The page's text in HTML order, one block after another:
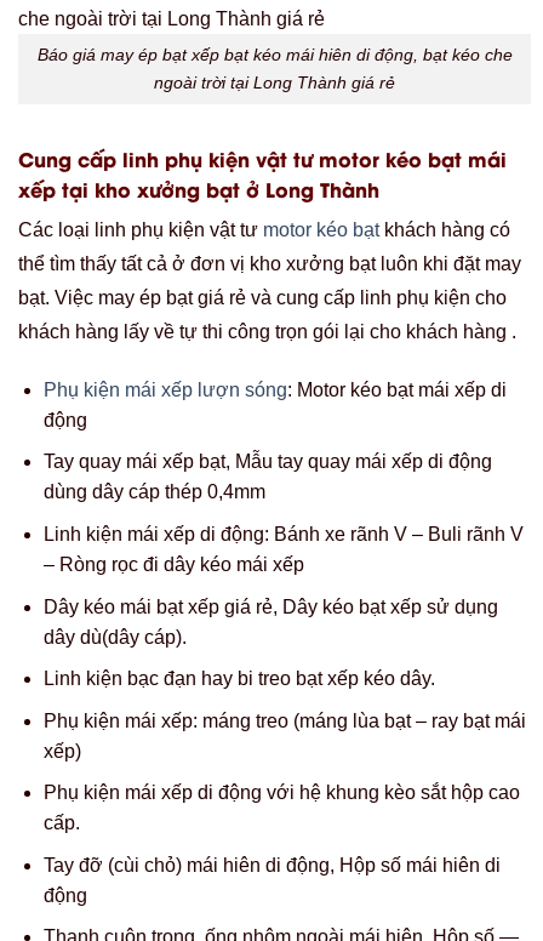
Báo giá may ép bạt xếp bạt kéo mái hiên di động, bạt kéo che
ngoài trời tại Long Thành giá rẻ
Cung cấp linh phụ kiện vật tư motor kéo bạt mái
xếp tại kho xưởng bạt ở Long Thành
Các loại linh phụ kiện vật tư motor kéo bạtkhách hàng có
thể tìm thấy tất cả ở đơn vị kho xưởng bạt luôn khi đặt may
bạt. Việc may ép bạt giá rẻ và cung cấp linh phụ kiện cho
khách hàng lấy về tự thi công trọn gói lại cho khách hàng .
Phụ kiện mái xếp lượn sóng: Motor kéo bạt mái xếp di
động
Tay quay mái xếp bạt, Mẫu tay quay mái xếp di động
dùng dây cáp thép 0,4mm
Linh kiện mái xếp di động: Bánh xe rãnh V – Buli rãnh V
– Ròng rọc đi dây kéo mái xếp
Dây kéo mái bạt xếp giá rẻ, Dây kéo bạt xếp sử dụng
dây dù(dây cáp).
Linh kiện bạc đạn hay bi treo bạt xếp kéo dây.
Phụ kiện mái xếp: máng treo (máng lùa bạt – ray bạt mái
xếp)
Phụ kiện mái xếp di động với hệ khung kèo sắt hộp cao
cấp.
Tay đỡ (cùi chỏ) mái hiên di động, Hộp số mái hiên di
động